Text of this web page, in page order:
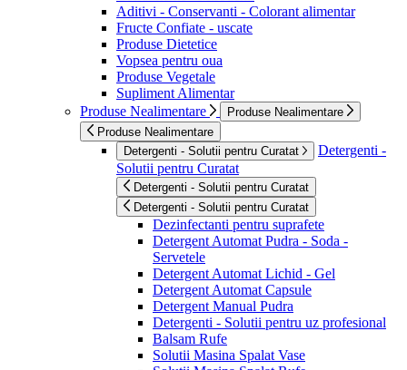
Aditivi - Conservanti - Colorant alimentar
Fructe Confiate - uscate
Produse Dietetice
Vopsea pentru oua
Produse Vegetale
Supliment Alimentar
Produse Nealimentare
Produse Nealimentare
Produse Nealimentare
Detergenti - Solutii pentru Curatat
Detergenti -
Solutii pentru Curatat
Detergenti - Solutii pentru Curatat
Detergenti - Solutii pentru Curatat
Dezinfectanti pentru suprafete
Detergent Automat Pudra - Soda -
Servetele
Detergent Automat Lichid - Gel
Detergent Automat Capsule
Detergent Manual Pudra
Detergenti - Solutii pentru uz profesional
Balsam Rufe
Solutii Masina Spalat Vase